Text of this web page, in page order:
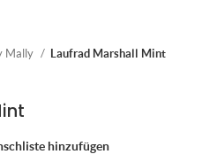
Mally Laufrad Marshall Mint
hinzufügen